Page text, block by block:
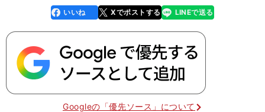
faceboo
k
いいね Xでポストする
line LINEで送る
Googleの「優先ソース」について